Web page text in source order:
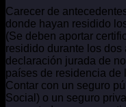
Carecer de
donde hayan residido
(Se deben aportar
residido durante los
declaración jurada de
países de residencia de
Contar con un seguro
Social) o un seguro